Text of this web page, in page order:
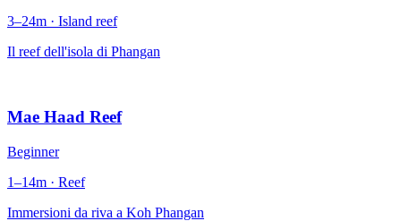
3–24m · Island reef
Il reef dell'isola di Phangan
Mae Haad Reef
Beginner
1–14m · Reef
Immersioni da riva a Koh Phangan